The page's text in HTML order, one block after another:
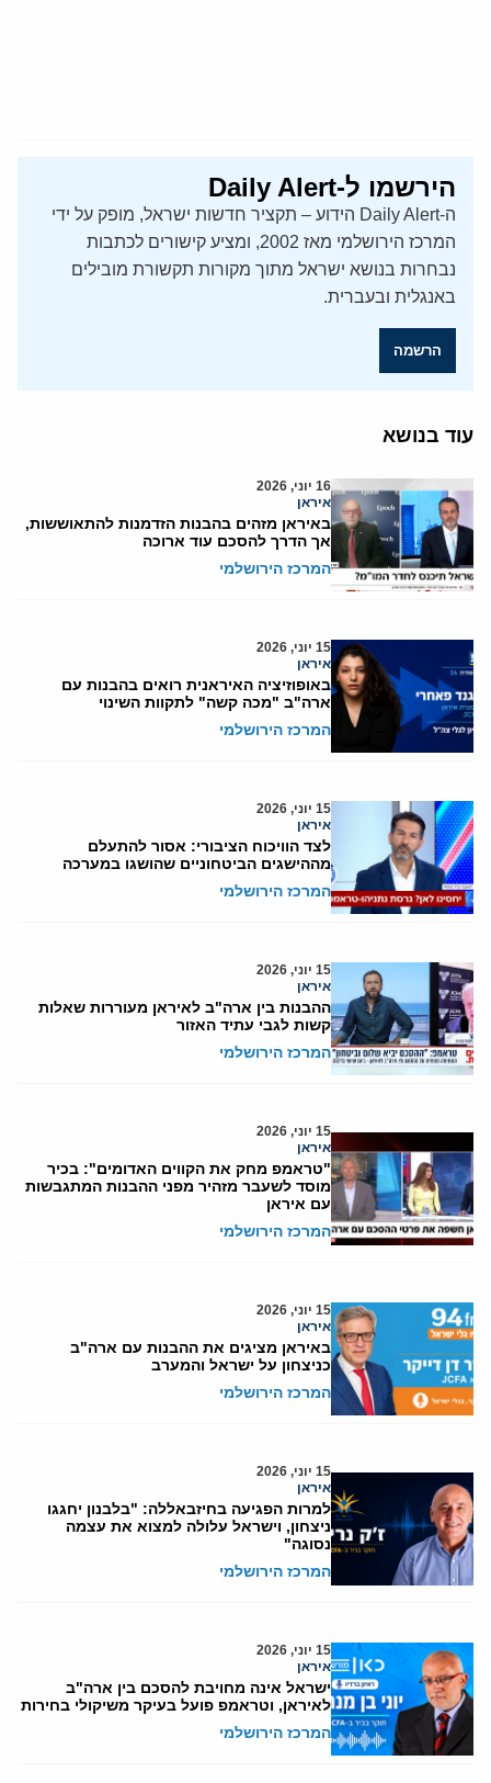
הירשמו ל-Daily Alert
ה-Daily Alert הידוע – תקציר חדשות ישראל, מופק על ידי
המרכז הירושלמי מאז 2002, ומציע קישורים לכתבות
נבחרות בנושא ישראל מתוך מקורות תקשורת מובילים
באנגלית ובעברית.
הרשמה
עוד בנושא
16 יוני, 2026
איראן
באיראן מזהים בהבנות הזדמנות להתאוששות,
אך הדרך להסכם עוד ארוכה
המרכז הירושלמי
15 יוני, 2026
איראן
באופוזיציה האיראנית רואים בהבנות עם
ארה"ב "מכה קשה" לתקוות השינוי
המרכז הירושלמי
15 יוני, 2026
איראן
לצד הוויכוח הציבורי: אסור להתעלם
מההישגים הביטחוניים שהושגו במערכה
המרכז הירושלמי
15 יוני, 2026
איראן
ההבנות בין ארה"ב לאיראן מעוררות שאלות
קשות לגבי עתיד האזור
המרכז הירושלמי
15 יוני, 2026
איראן
"טראמפ מחק את הקווים האדומים": בכיר
מוסד לשעבר מזהיר מפני ההבנות המתגבשות
עם איראן
המרכז הירושלמי
15 יוני, 2026
איראן
באיראן מציגים את ההבנות עם ארה"ב
כניצחון על ישראל והמערב
המרכז הירושלמי
15 יוני, 2026
איראן
למרות הפגיעה בחיזבאללה: "בלבנון יחגגו
ניצחון, וישראל עלולה למצוא את עצמה
נסוגה"
המרכז הירושלמי
15 יוני, 2026
איראן
ישראל אינה מחויבת להסכם בין ארה"ב
לאיראן, וטראמפ פועל בעיקר משיקולי בחירות
המרכז הירושלמי